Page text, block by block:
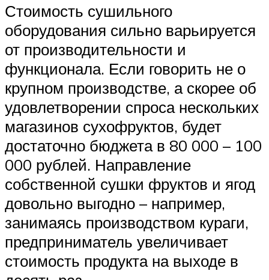
Стоимость сушильного
оборудования сильно варьируется
от производительности и
функционала. Если говорить не о
крупном производстве, а скорее об
удовлетворении спроса нескольких
магазинов сухофруктов, будет
достаточно бюджета в 80 000 – 100
000 рублей. Направление
собственной сушки фруктов и ягод
довольно выгодно – например,
занимаясь производством кураги,
предприниматель увеличивает
стоимость продукта на выходе в